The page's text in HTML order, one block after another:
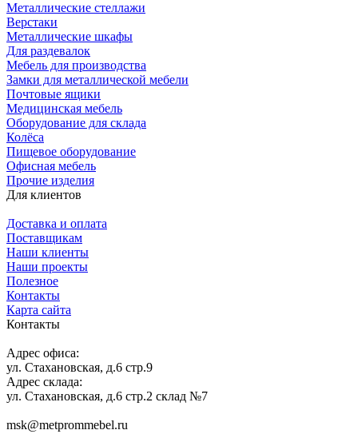
Металлические стеллажи
Верстаки
Металлические шкафы
Для раздевалок
Мебель для производства
Замки для металлической мебели
Почтовые ящики
Медицинская мебель
Оборудование для склада
Колёса
Пищевое оборудование
Офисная мебель
Прочие изделия
Для клиентов
Доставка и оплата
Поставщикам
Наши клиенты
Наши проекты
Полезное
Контакты
Карта сайта
Контакты
Адрес офиса:
ул. Стахановская, д.6 стр.9
Адрес склада:
ул. Стахановская, д.6 стр.2 склад №7
msk@metprommebel.ru